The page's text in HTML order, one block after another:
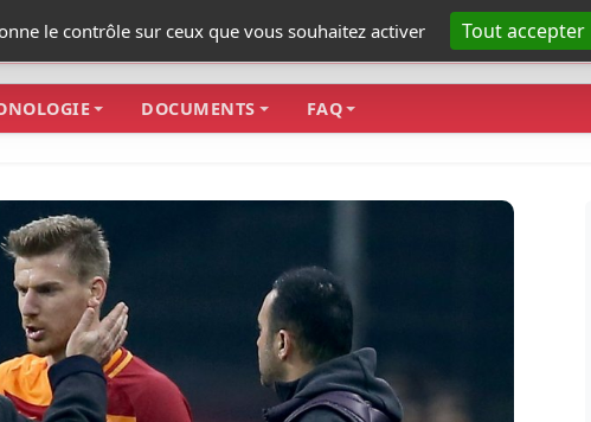
le contrôle sur ceux que vous souhaitez activer Tout accepter
DOCUMENTS FAQ